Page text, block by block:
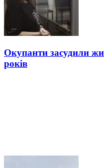
Окупанти засудили
років